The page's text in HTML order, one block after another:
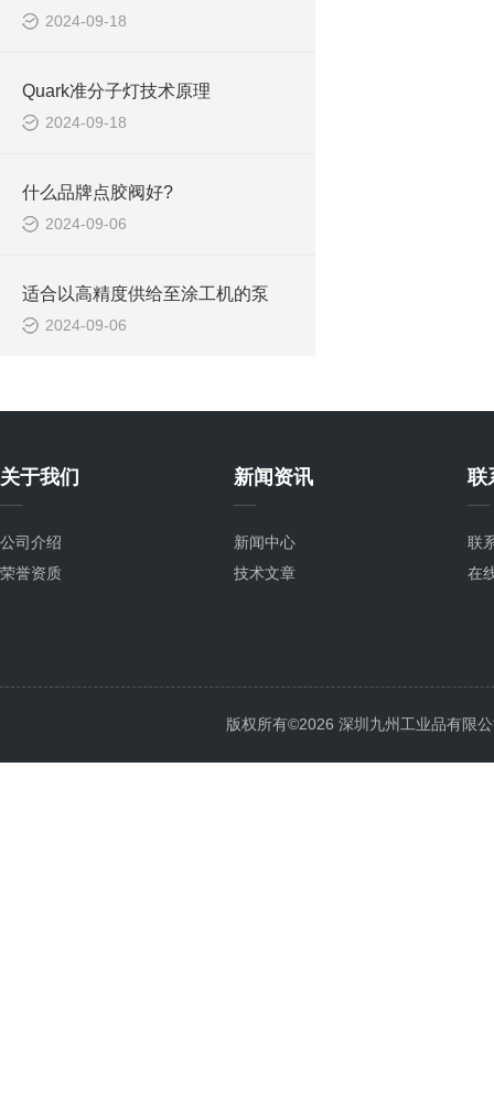
2024-09-18
Quark准分子灯技术原理
2024-09-18
什么品牌点胶阀好?
2024-09-06
适合以高精度供给至涂工机的泵
2024-09-06
关于我们
公司介绍
荣誉资质
新闻资讯
新闻中心
技术文章
联
联
在
版权所有©2026 深圳九州工业品有限